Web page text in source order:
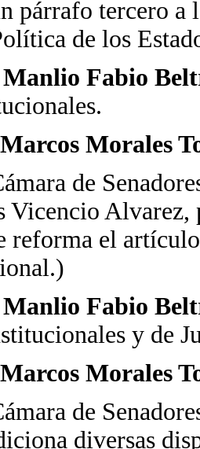
párrafo tercero
de los
Manlio Fabio
Morales
de
Vicencio
reforma el
Manlio Fabio
y de
Morales
de
diversas